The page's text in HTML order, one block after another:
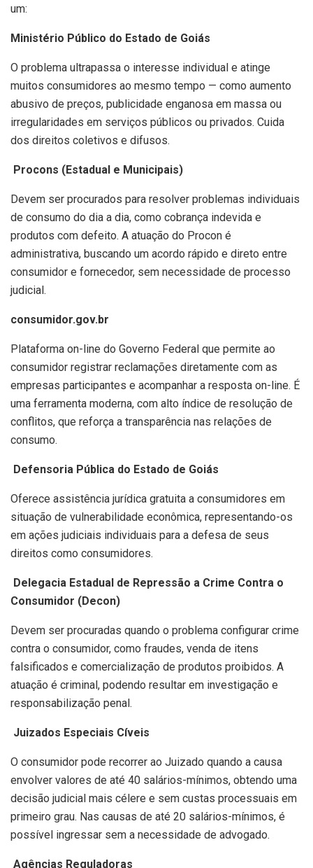
um:
Ministério Público do Estado de Goiás
O problema ultrapassa o interesse individual e atinge
muitos consumidores ao mesmo tempo — como aumento
abusivo de preços, publicidade enganosa em massa ou
irregularidades em serviços públicos ou privados. Cuida
dos direitos coletivos e difusos.
Procons (Estadual e Municipais)
Devem ser procurados para resolver problemas individuais
de consumo do dia a dia, como cobrança indevida e
produtos com defeito. A atuação do Procon é
administrativa, buscando um acordo rápido e direto entre
consumidor e fornecedor, sem necessidade de processo
judicial.
consumidor.gov.br
Plataforma on-line do Governo Federal que permite ao
consumidor registrar reclamações diretamente com as
empresas participantes e acompanhar a resposta on-line. É
uma ferramenta moderna, com alto índice de resolução de
conflitos, que reforça a transparência nas relações de
consumo.
Defensoria Pública do Estado de Goiás
Oferece assistência jurídica gratuita a consumidores em
situação de vulnerabilidade econômica, representando-os
em ações judiciais individuais para a defesa de seus
direitos como consumidores.
Delegacia Estadual de Repressão a Crime Contra o
Consumidor (Decon)
Devem ser procuradas quando o problema configurar crime
contra o consumidor, como fraudes, venda de itens
falsificados e comercialização de produtos proibidos. A
atuação é criminal, podendo resultar em investigação e
responsabilização penal.
Juizados Especiais Cíveis
O consumidor pode recorrer ao Juizado quando a causa
envolver valores de até 40 salários-mínimos, obtendo uma
decisão judicial mais célere e sem custas processuais em
primeiro grau. Nas causas de até 20 salários-mínimos, é
possível ingressar sem a necessidade de advogado.
Agências Reguladoras